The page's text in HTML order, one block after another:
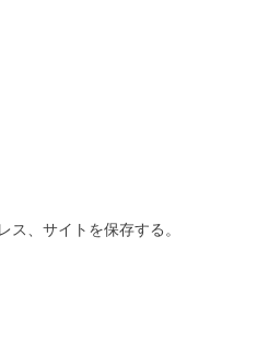
、サイトを保存する。